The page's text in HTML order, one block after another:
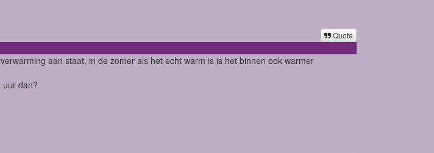
Quote
aan staat, in de zomer als het echt warm is is het binnen ook warmer
uur dan?